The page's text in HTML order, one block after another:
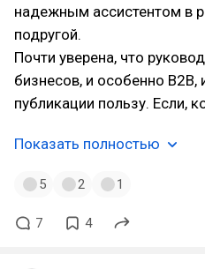
надежным ассистентом в
подругой.
Почти уверена, что
бизнесов, и особенно B2B,
публикации пользу. Если,
Показать полностью
5 2 1
7 4